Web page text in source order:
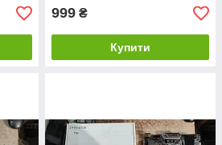
999 ₴
Купити